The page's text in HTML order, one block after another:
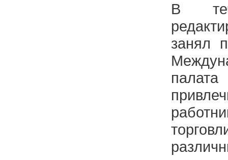
В
занял